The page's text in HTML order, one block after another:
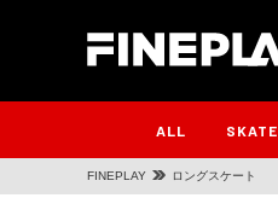
ALL SKATE
FINEPLAY ロングスケート